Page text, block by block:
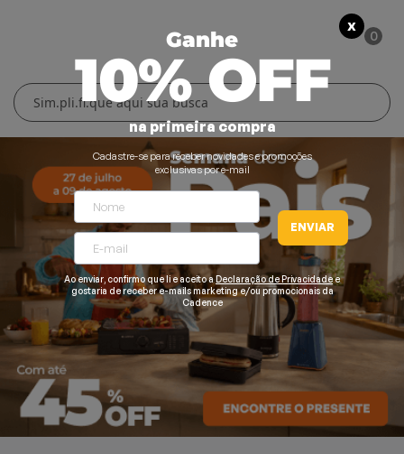
0
X
Ganhe
10% OFF
na primeira compra
Cadastre-se para receber novidades e promoções
exclusivas por e-mail
ENVIAR
Ao enviar, confirmo que li e aceito a Declaração de Privacidadee
gostaria de receber e-mails marketing e/ou promocionais da
Cadence
Cozinha
Blenders
Liquidificadores
Grills e Sanduicheiras
Chaleiras Elétricas
Cafeteiras
Fritadeiras
Mixers
Lar
Ferros e Passadeiras
Conforto Térmico
Aquecedores
Climatizadores
Ventiladores
Cuidados Pessoais
Escovas Secadoras
Secadores
Cortadores de Cabelo
Pranchas